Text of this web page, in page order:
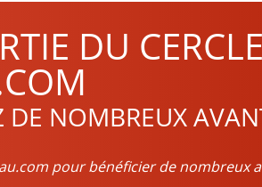
DU CERCLE
DE NOMBREUX
pour bénéficier de nombreux